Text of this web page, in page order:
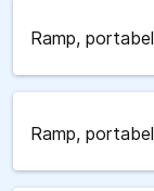
Ramp, portabel
Ramp,